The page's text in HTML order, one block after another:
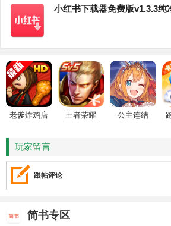
小红书下载器免费版v1.3.3纯
老爹炸鸡店
王者荣耀 公主连结
玩家留言
跟帖评论
简书专区